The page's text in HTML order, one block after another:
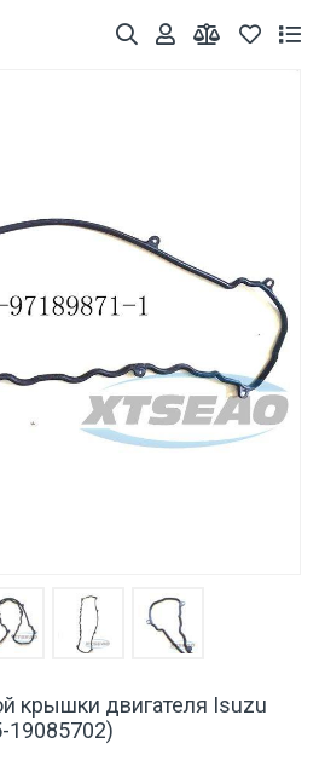
крышки двигателя Isuzu
19085702)